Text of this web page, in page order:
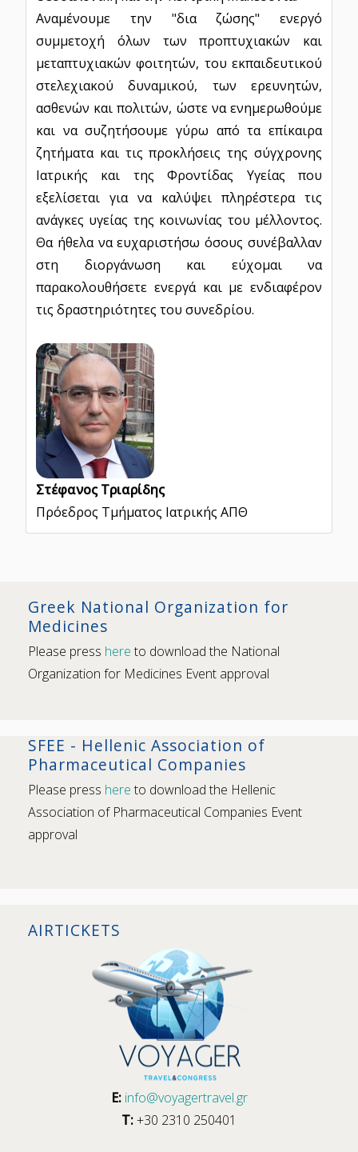
Greek National Organization for
Medicines
Please press here to download the National
Organization for Medicines Event approval
SFEE - Hellenic Association of
Pharmaceutical Companies
Please press here to download the Hellenic
Association of Pharmaceutical Companies Event
approval
AIRTICKETS
E: info@voyagertravel.gr
Τ:+30 2310 250401
Αναμένουμε την "δια ζώσης" ενεργό
συμμετοχή όλων των προπτυχιακών και
μεταπτυχιακών φοιτητών, του εκπαιδευτικού
στελεχιακού δυναμικού, των ερευνητών,
ασθενών και πολιτών, ώστε να ενημερωθούμε
και να συζητήσουμε γύρω από τα επίκαιρα
ζητήματα και τις προκλήσεις της σύγχρονης
Ιατρικής και της Φροντίδας Υγείας που
εξελίσεται για να καλύψει πληρέστερα τις
ανάγκες υγείας της κοινωνίας του μέλλοντος.
Θα ήθελα να ευχαριστήσω όσους συνέβαλλαν
στη διοργάνωση και εύχομαι να
παρακολουθήσετε ενεργά και με ενδιαφέρον
τις δραστηριότητες του συνεδρίου.
Στέφανος Τριαρίδης
Πρόεδρος Τμήματος Ιατρικής ΑΠΘ